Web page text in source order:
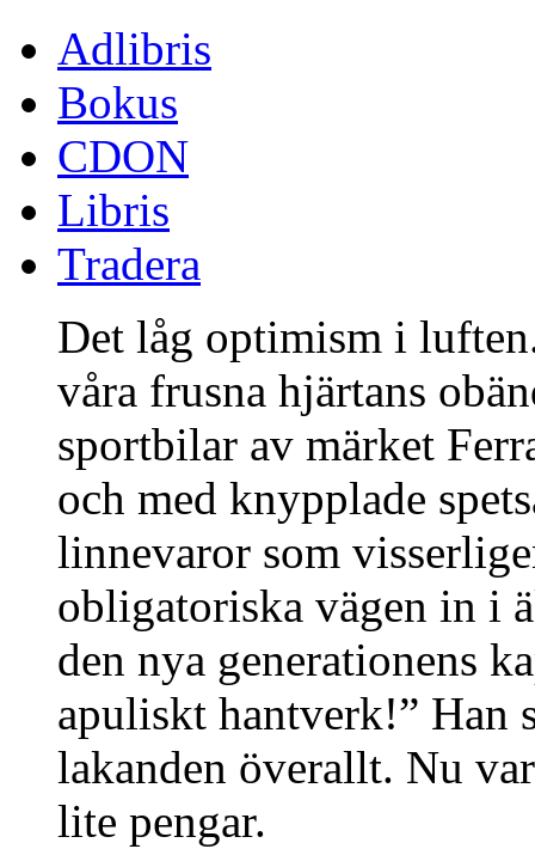
Adlibris
Bokus
CDON
Libris
Tradera
Det låg optimism i
våra frusna hjärtans
sportbilar av märket
och med knypplade
linnevaror som
obligatoriska vägen in i
den nya generationens
apuliskt hantverk!” Han
lakanden överallt. Nu
lite pengar.